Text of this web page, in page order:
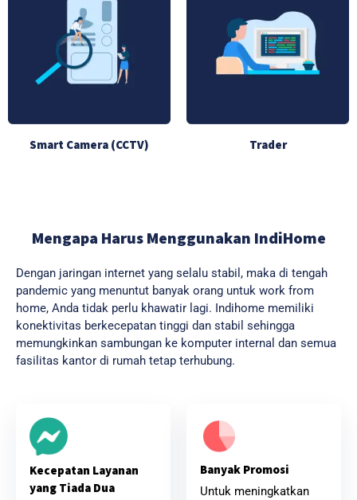
Smart Camera (CCTV) Trader
Mengapa Harus Menggunakan IndiHome
Dengan jaringan internet yang selalu stabil, maka di tengah
pandemic yang menuntut banyak orang untuk work from
home, Anda tidak perlu khawatir lagi. Indihome memiliki
konektivitas berkecepatan tinggi dan stabil sehingga
memungkinkan sambungan ke komputer internal dan semua
fasilitas kantor di rumah tetap terhubung.
Kecepatan Layanan
yang Tiada Dua
Banyak Promosi
Untuk meningkatkan